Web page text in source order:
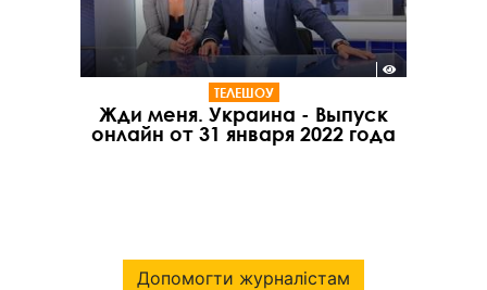
ТЕЛЕШОУ
Жди меня. Украина - Выпуск
онлайн от 31 января 2022 года
Допомогти журналістам